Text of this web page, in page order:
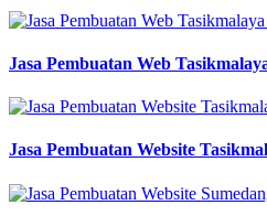
Jasa Pembuatan Web
Jasa Pembuatan Website